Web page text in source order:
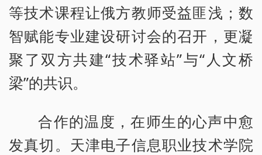
等技术课程让俄方教师受益匪浅；数
智赋能专业建设研讨会的召开，更凝
聚了双方共建“技术驿站”与“人文桥
梁”的共识。
合作的温度，在师生的心声中愈
发真切。天津电子信息职业技术学院